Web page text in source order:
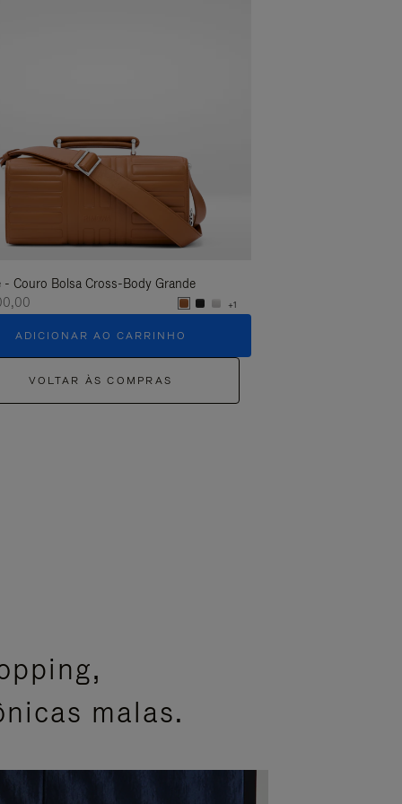
- Couro Bolsa Cross-Body Grande
+1
ADICIONAR AO CARRINHO
VOLTAR ÀS COMPRAS
malas.